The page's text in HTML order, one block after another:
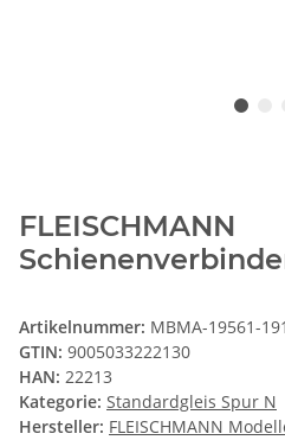
FLEISCHMANN
Artikelnummer: MBMA-19561-
GTIN: 9005033222130
HAN: 22213
Kategorie: Standardgleis Spur N
Hersteller: FLEISCHMANN